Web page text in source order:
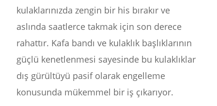
kulaklarınızda zengin bir his bırakır ve
aslında saatlerce takmak için son derece
rahattır. Kafa bandı ve kulaklık başlıklarının
güçlü kenetlenmesi sayesinde bu kulaklıklar
dış gürültüyü pasif olarak engelleme
konusunda mükemmel bir iş çıkarıyor.